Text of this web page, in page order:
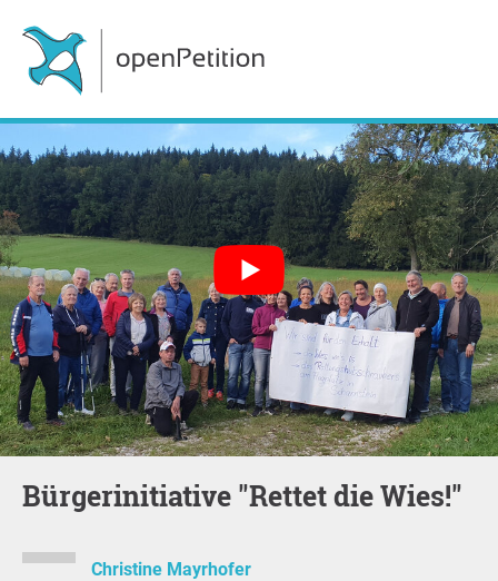
Bürgerinitiative "Rettet die Wies!"
Christine Mayrhofer